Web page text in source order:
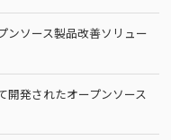
ンソース製品改善ソリュー
発されたオープンソース